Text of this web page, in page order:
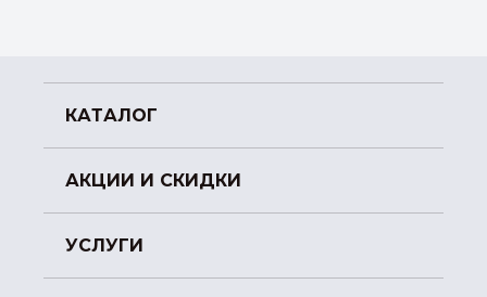
КАТАЛОГ
АКЦИИ И СКИДКИ
УСЛУГИ